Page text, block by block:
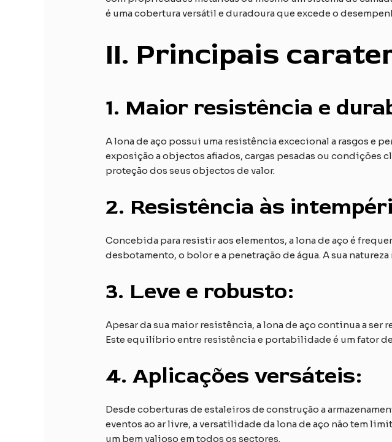
é uma cobertura versátil e duradoura que excede o
II. Principais
1. Maior resistência e
A lona de aço possui uma resistência excecional a rasgos e
exposição a objectos afiados, cargas pesadas ou condições
proteção dos seus objectos de valor.
2. Resistência às
Concebida para resistir aos elementos, a lona de aço é
desbotamento, o bolor e a penetração de água. A sua
3. Leve e robusto:
Apesar da sua maior resistência, a lona de aço continua a ser
Este equilíbrio entre resistência e portabilidade é um fator
4.Aplicações versáteis:
Desde coberturas de estaleiros de construção a
eventos ao ar livre, a versatilidade da lona de aço não tem
um bem valioso em todos os sectores.